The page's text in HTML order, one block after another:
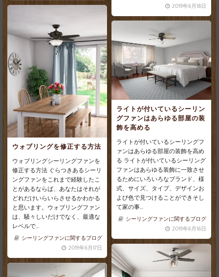
2019年6月18日
ウォブリングを修正する方法
ウォブリングシーリングファンを
修正する方法 ぐらつきあるシーリ
ングファンをこれまで経験したこ
とがあるならば、あなたはそれが
どれだけいらいらさせるかわかる
と思います。ウォブリングファン
は、騒々しいだけでなく、最適な
レベルで…
シーリングファンに関するブログ
2019年6月17日
ライトが付いているシーリン
グファンはあらゆる部屋の装
飾を高める
ライトが付いているシーリングフ
ァンはあらゆる部屋の装飾を高め
る ライトが付いているシーリング
ファンはあらゆる装飾に一致させ
るためにいろいろなブランド、様
式、サイズ、タイプ、デザインお
よび色で見つけることができそし
て家の事…
シーリングファンに関するブログ
2019年6月16日